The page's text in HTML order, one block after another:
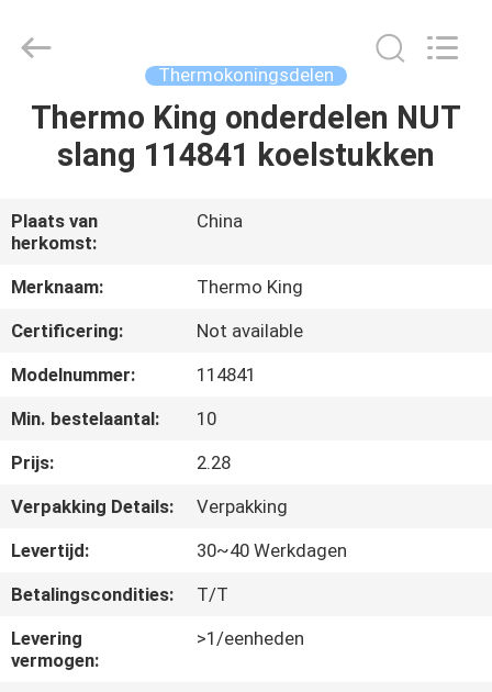
THUIS
OVER
ONS
FABRIEKSTOCHT
KWALITEITSCONTROLE
NEEM
CONTACT
MET
OP
LIMITED.
Reserved.
Thermokoningsdelen
Thermo King onderdelen NUT
slang 114841 koelstukken
Plaats van
herkomst:
China
Merknaam:
Thermo King
Certificering:
Not available
Modelnummer:
114841
Min. bestelaantal:
10
Prijs:
2.28
Verpakking Details:
Verpakking
Levertijd:
30~40 Werkdagen
Betalingscondities:
T/T
Levering
vermogen:
>1/eenheden